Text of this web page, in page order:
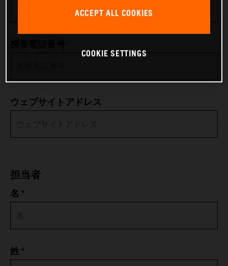
Azerbaijan
Bangladesh
Belarus
Belgium
ウェブサイトアドレス
担当者
名 *
姓*
ACCEPT ALL COOKIES
COOKIE SETTINGS